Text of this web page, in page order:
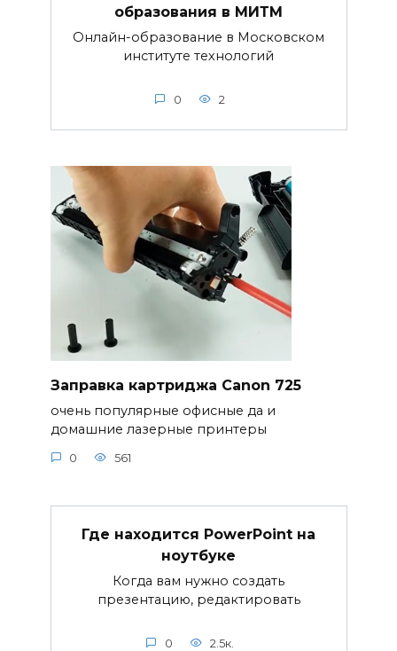
образования в МИТМ
Онлайн-образование в Московском
институте технологий
0 2
Заправка картриджа Canon 725
очень популярные офисные да и
домашние лазерные принтеры
0 561
Где находится PowerPoint на
ноутбуке
Когда вам нужно создать
презентацию, редактировать
0 2.5к.